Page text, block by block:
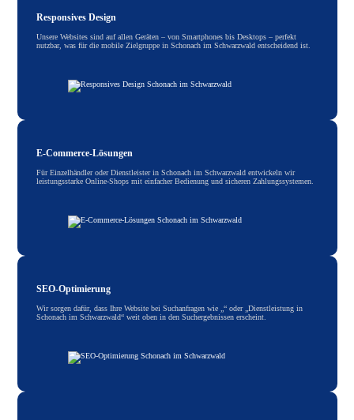
Responsives Design
Unsere Websites sind auf allen Geräten – von Smartphones bis Desktops – perfekt
nutzbar, was für die mobile Zielgruppe in Schonach im Schwarzwald entscheidend ist.
E-Commerce-Lösungen
Für Einzelhändler oder Dienstleister in Schonach im Schwarzwald entwickeln wir
leistungsstarke Online-Shops mit einfacher Bedienung und sicheren Zahlungssystemen.
SEO-Optimierung
Wir sorgen dafür, dass Ihre Website bei Suchanfragen wie „“ oder „Dienstleistung in
Schonach im Schwarzwald“ weit oben in den Suchergebnissen erscheint.